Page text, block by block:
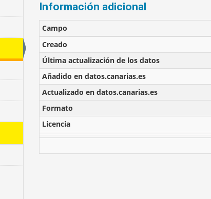
Información adicional
Campo
Creado
Última actualización de los datos
Añadido en datos.canarias.es
Actualizado en datos.canarias.es
Formato
Licencia